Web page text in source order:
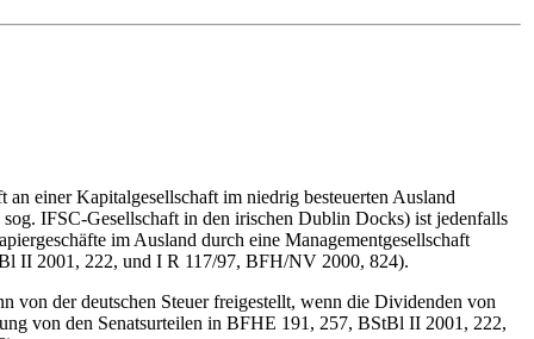
einer Kapitalgesellschaft im niedrig besteuerten Ausland
IFSC-Gesellschaft in den irischen Dublin Docks) ist jedenfalls
im Ausland durch eine Managementgesellschaft
II 2001, 222, und I R 117/97, BFH/NV 2000, 824).
der deutschen Steuer freigestellt, wenn die Dividenden von
von den Senatsurteilen in BFHE 191, 257, BStBl II 2001, 222,